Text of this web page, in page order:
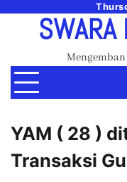
SWARA
YAM ( 28 )
Transaksi